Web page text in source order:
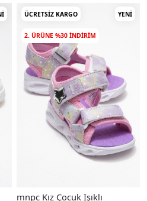
ÜCRETSIZ KARGO YENI
2. ÜRÜNE %30 INDIRIM
mnpc Kız Çocuk Işıklı